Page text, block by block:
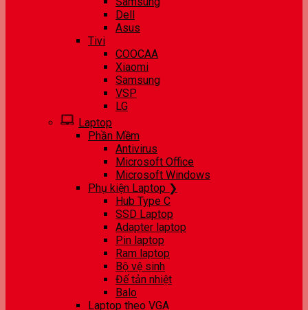
Dell
Asus
Tivi
COOCAA
Xiaomi
Samsung
VSP
LG
Laptop
Phần Mềm
Antivirus
Microsoft Office
Microsoft Windows
Phụ kiện Laptop ❯
Hub Type C
SSD Laptop
Adapter laptop
Pin laptop
Ram laptop
Bộ vệ sinh
Đế tản nhiệt
Balo
Laptop theo VGA